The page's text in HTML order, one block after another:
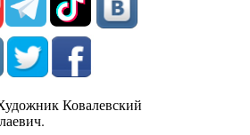
Ковалевский